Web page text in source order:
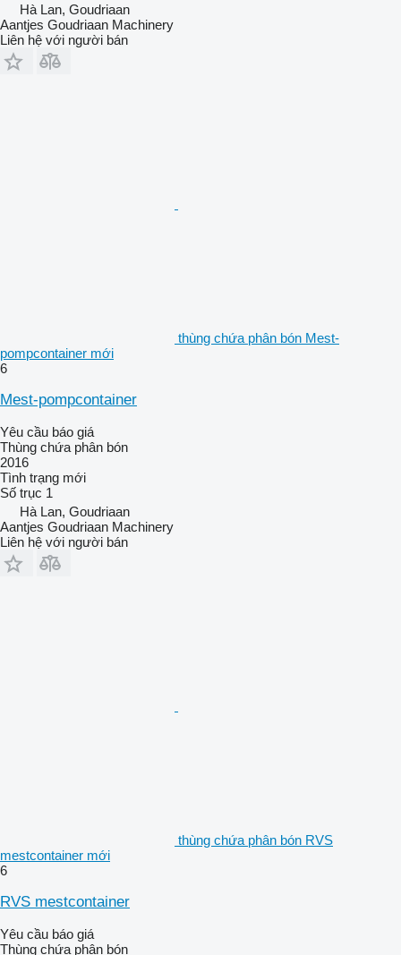
Hà Lan, Goudriaan
Aantjes Goudriaan Machinery
Liên hệ với người bán
thùng chứa phân bón Mest-
pompcontainer mới
6
Mest-pompcontainer
Yêu cầu báo giá
Thùng chứa phân bón
2016
Tình trạng mới
Số trục 1
Hà Lan, Goudriaan
Aantjes Goudriaan Machinery
Liên hệ với người bán
thùng chứa phân bón RVS
mestcontainer mới
6
RVS mestcontainer
Yêu cầu báo giá
Thùng chứa phân bón